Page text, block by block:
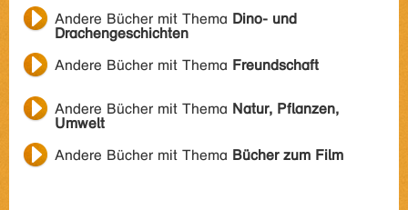
Andere Bücher mit Thema Dino- und
Drachengeschichten
Andere Bücher mit Thema Freundschaft
Andere Bücher mit Thema Natur, Pflanzen,
Umwelt
Andere Bücher mit Thema Bücher zum Film